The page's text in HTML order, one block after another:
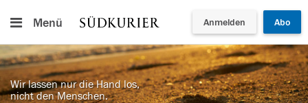
Menü Anmelden Abo
Wir lassen nur die Hand los,
nicht den Menschen.